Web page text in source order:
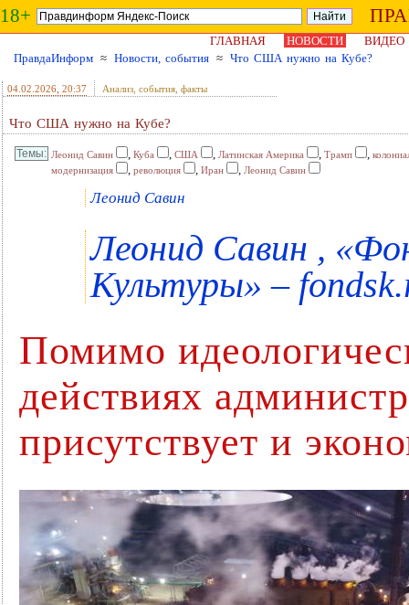
18+
ГЛАВНАЯ НОВОСТИ
ВИДЕО
ПравдаИнформ ≈ Новости, события ≈ Что США нужно на Кубе?
04.02.2026 , 20:37 Анализ, события, факты
Что США нужно на Кубе?
Леонид Савин , Куба , США , Латинская Америка , Трамп ,
модернизация
, революция , Иран , Леонид Савин
Леонид Савин
Леонид Савин ,
Культуры» –
Помимо
действиях
присутствует и